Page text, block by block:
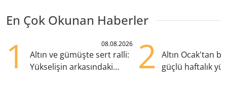
En Çok Okunan Haberler
1 08.08.2026
Altın ve gümüşte sert ralli:
Yükselişin arkasındaki
2
Altın Ocak'tan
güçlü haftalık